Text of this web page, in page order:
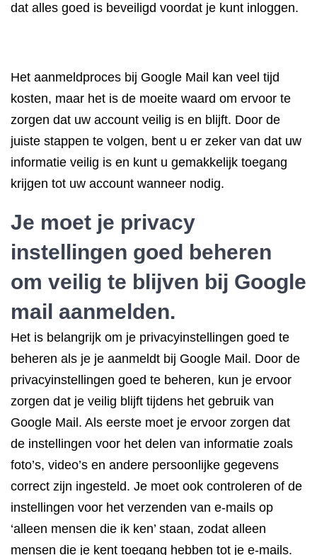
dat alles goed is beveiligd voordat je kunt inloggen.
Het aanmeldproces bij Google Mail kan veel tijd
kosten, maar het is de moeite waard om ervoor te
zorgen dat uw account veilig is en blijft. Door de
juiste stappen te volgen, bent u er zeker van dat uw
informatie veilig is en kunt u gemakkelijk toegang
krijgen tot uw account wanneer nodig.
Je moet je privacy
instellingen goed beheren
om veilig te blijven bij Google
mail aanmelden.
Het is belangrijk om je privacyinstellingen goed te
beheren als je je aanmeldt bij Google Mail. Door de
privacyinstellingen goed te beheren, kun je ervoor
zorgen dat je veilig blijft tijdens het gebruik van
Google Mail. Als eerste moet je ervoor zorgen dat
de instellingen voor het delen van informatie zoals
foto’s, video’s en andere persoonlijke gegevens
correct zijn ingesteld. Je moet ook controleren of de
instellingen voor het verzenden van e-mails op
‘alleen mensen die ik ken’ staan, zodat alleen
mensen die je kent toegang hebben tot je e-mails.